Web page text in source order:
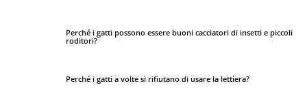
Perché i gatti possono essere buoni cacciatori di insetti e piccoli
roditori?
Perché i gatti a volte si rifiutano di usare la lettiera?